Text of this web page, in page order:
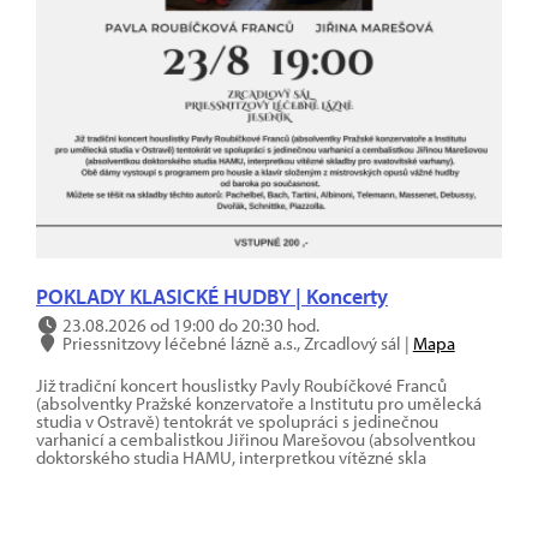
POKLADY KLASICKÉ HUDBY | Koncerty
23.08.2026 od 19:00 do 20:30 hod.
Priessnitzovy léčebné lázně a.s., Zrcadlový sál | Mapa
Již tradiční koncert houslistky Pavly Roubíčkové Franců
(absolventky Pražské konzervatoře a Institutu pro umělecká
studia v Ostravě) tentokrát ve spolupráci s jedinečnou
varhanicí a cembalistkou Jiřinou Marešovou (absolventkou
doktorského studia HAMU, interpretkou vítězné skla